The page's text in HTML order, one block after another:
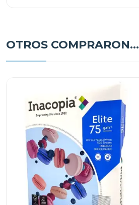
OTROS COMPRARON...